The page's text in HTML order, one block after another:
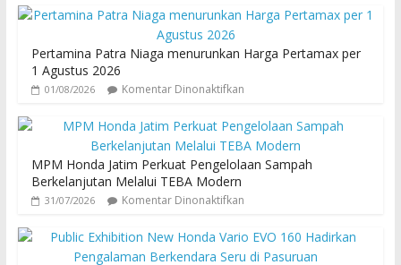
Pertamina Patra Niaga menurunkan Harga Pertamax per
1 Agustus 2026
01/08/2026 Komentar Dinonaktifkan
MPM Honda Jatim Perkuat Pengelolaan Sampah
Berkelanjutan Melalui TEBA Modern
31/07/2026 Komentar Dinonaktifkan